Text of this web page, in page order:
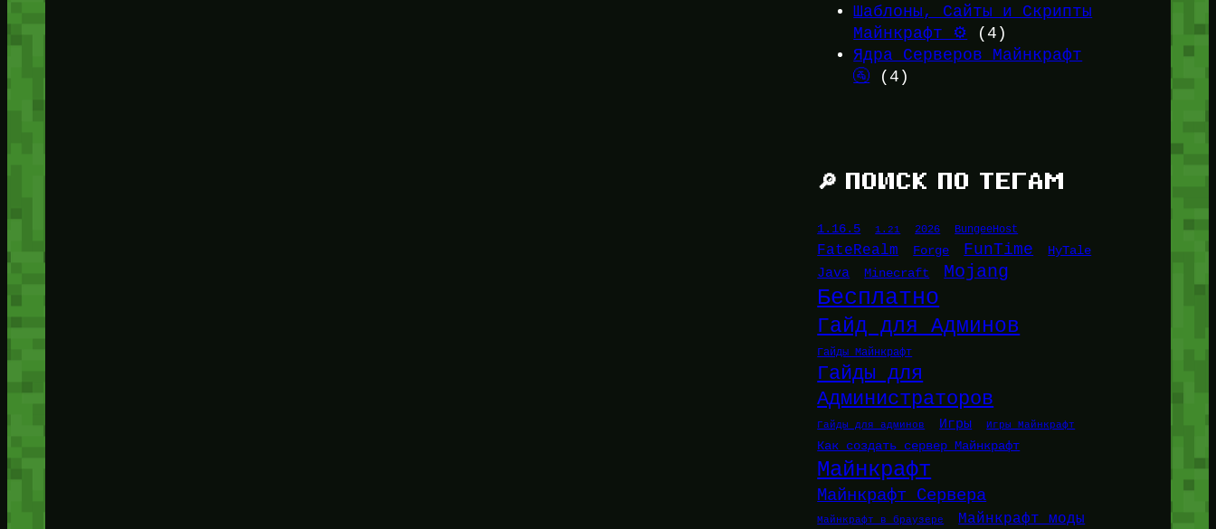
Шаблоны, Сайты и Скрипты
Майнкрафт ⚙️ (4)
Ядра Серверов Майнкрафт
🚰 (4)
🔎 ПОИСК ПО ТЕГАМ
1.16.5 1.21 2026 BungeeHost
FateRealm Forge FunTime HyTale
Java Minecraft Mojang
Бесплатно
Гайд для Админов
Гайды Майнкрафт
Гайды для
Администраторов
Гайды для админов Игры Игры Майнкрафт
Как создать сервер Майнкрафт
Майнкрафт
Майнкрафт Сервера
Майнкрафт в браузере Майнкрафт моды